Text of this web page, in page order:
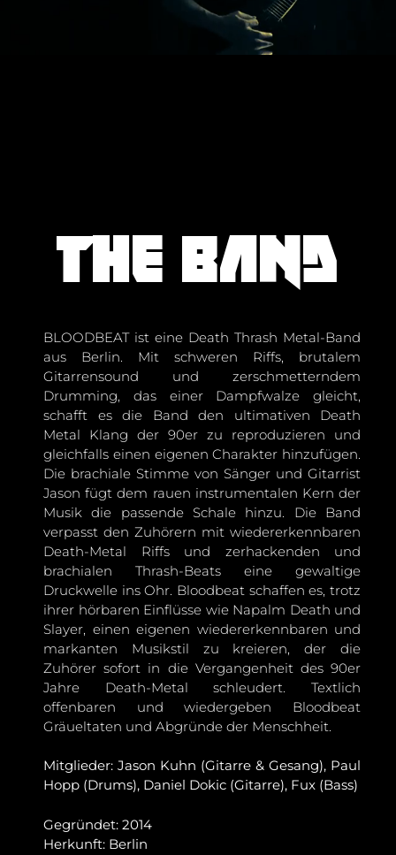
The band
BLOODBEAT ist eine Death Thrash Metal-Band
aus Berlin. Mit schweren Riffs, brutalem
Gitarrensound und zerschmetterndem
Drumming, das einer Dampfwalze gleicht,
schafft es die Band den ultimativen Death
Metal Klang der 90er zu reproduzieren und
gleichfalls einen eigenen Charakter hinzufügen.
Die brachiale Stimme von Sänger und Gitarrist
Jason fügt dem rauen instrumentalen Kern der
Musik die passende Schale hinzu. Die Band
verpasst den Zuhörern mit wiedererkennbaren
Death-Metal Riffs und zerhackenden und
brachialen Thrash-Beats eine gewaltige
Druckwelle ins Ohr. Bloodbeat schaffen es, trotz
ihrer hörbaren Einflüsse wie Napalm Death und
Slayer, einen eigenen wiedererkennbaren und
markanten Musikstil zu kreieren, der die
Zuhörer sofort in die Vergangenheit des 90er
Jahre Death-Metal schleudert. Textlich
offenbaren und wiedergeben Bloodbeat
Gräueltaten und Abgründe der Menschheit.
Mitglieder: Jason Kuhn (Gitarre & Gesang), Paul
Hopp (Drums), Daniel Dokic (Gitarre), Fux (Bass)
Gegründet: 2014
Herkunft: Berlin